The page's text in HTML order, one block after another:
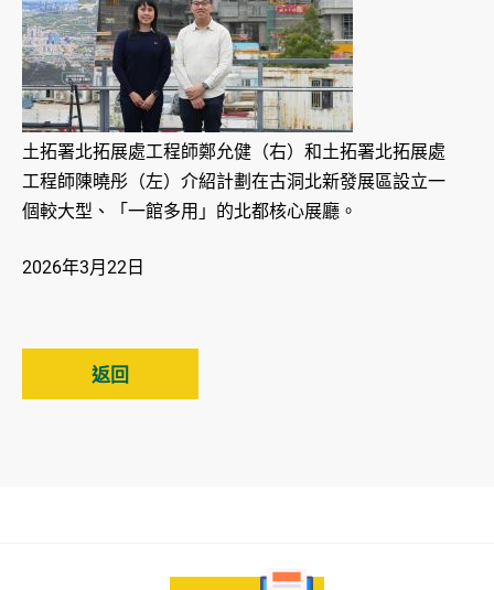
土拓署北拓展處工程師鄭允健（右）和土拓署北拓展處
工程師陳曉彤（左）介紹計劃在古洞北新發展區設立一
個較大型、「一館多用」的北都核心展廳。
2026年3月22日
返回